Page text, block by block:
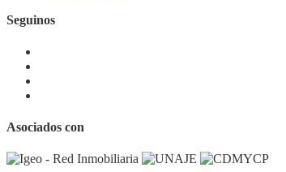
Seguinos
Asociados con